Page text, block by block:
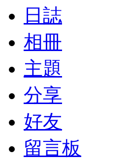
日誌
相冊
主題
分享
好友
留言板